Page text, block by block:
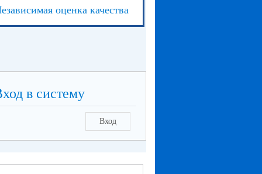
оценка качества
в систему
Вход